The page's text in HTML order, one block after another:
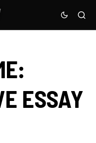
ESSAY